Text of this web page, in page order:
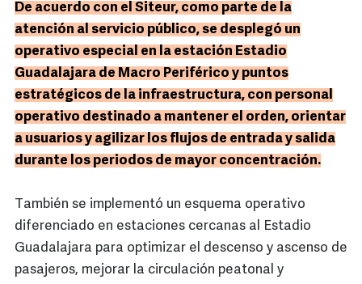
De acuerdo con el Siteur, como parte de la
atención al servicio público, se desplegó un
operativo especial en la estación Estadio
Guadalajara de Macro Periférico y puntos
estratégicos de la infraestructura, con personal
operativo destinado a mantener el orden, orientar
a usuarios y agilizar los flujos de entrada y salida
durante los periodos de mayor concentración.
También se implementó un esquema operativo
diferenciado en estaciones cercanas al Estadio
Guadalajara para optimizar el descenso y ascenso de
pasajeros, mejorar la circulación peatonal y